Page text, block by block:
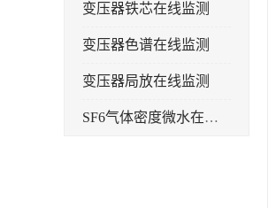
变压器铁芯在线监测
变压器色谱在线监测
变压器局放在线监测
SF6气体密度微水在线监测系统